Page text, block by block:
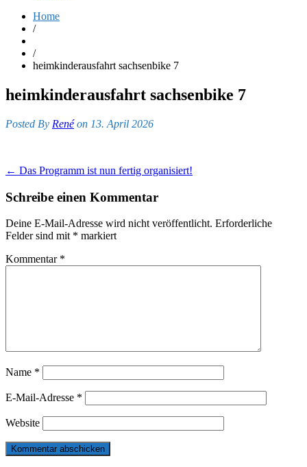
Home
/
/
heimkinderausfahrt sachsenbike 7
heimkinderausfahrt sachsenbike 7
Posted By Renéon 13. April 2026
Post
navigation
← Das Programm ist nun fertig organisiert!
Schreibe einen Kommentar
Deine E-Mail-Adresse wird nicht veröffentlicht. Erforderliche
Felder sind mit * markiert
Kommentar *
Name *
E-Mail-Adresse *
Website